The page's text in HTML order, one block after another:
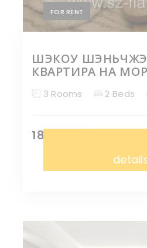
FOR RENT
ШЭКОУ
КВАРТИРА НА
3 Rooms 2 Beds
18,000 ¥